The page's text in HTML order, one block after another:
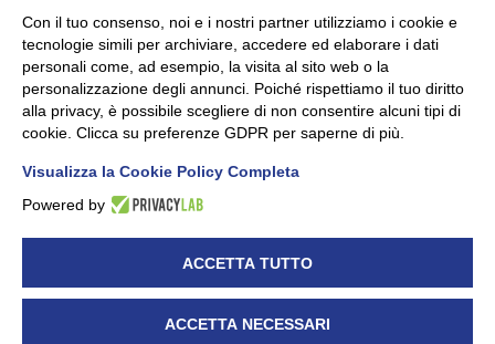
Con il tuo consenso, noi e i nostri partner utilizziamo i cookie e
tecnologie simili per archiviare, accedere ed elaborare i dati
personali come, ad esempio, la visita al sito web o la
personalizzazione degli annunci. Poiché rispettiamo il tuo diritto
alla privacy, è possibile scegliere di non consentire alcuni tipi di
cookie. Clicca su preferenze GDPR per saperne di più.
Visualizza la Cookie Policy Completa
Powered by
ACCETTA TUTTO
ACCETTA NECESSARI